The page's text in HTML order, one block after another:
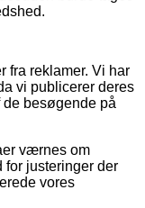
fra reklamer. Vi har
vi publicerer deres
de besøgende på
værnes om
for justeringer der
vores